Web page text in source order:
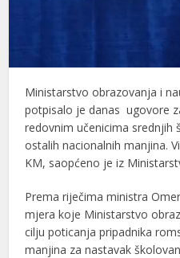
Ministarstvo obrazovanja i
potpisalo je danas ugovore
redovnim učenicima srednjih
ostalih nacionalnih manjina.
KM, saopćeno je iz
Prema riječima ministra
mjera koje Ministarstvo
cilju poticanja pripadnika
manjina za nastavak